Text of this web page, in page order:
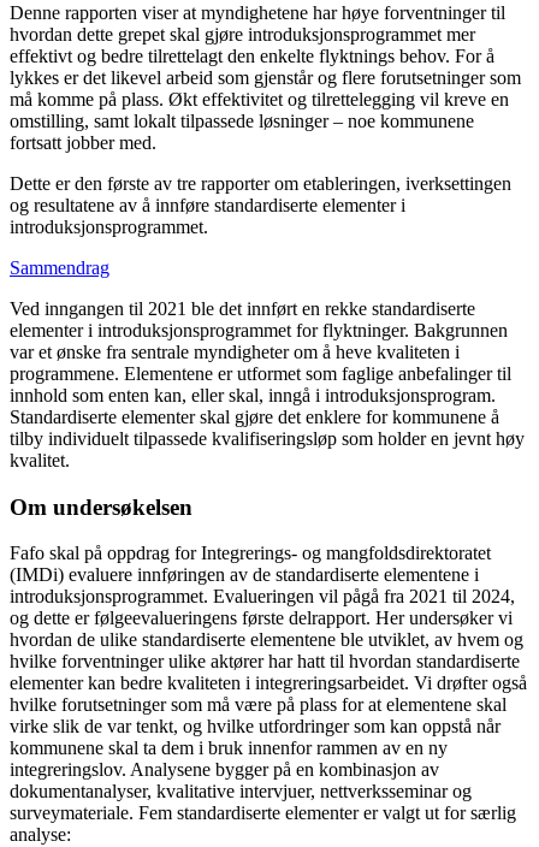
Denne rapporten viser at myndighetene har høye forventninger til
hvordan dette grepet skal gjøre introduksjonsprogrammet mer
effektivt og bedre tilrettelagt den enkelte flyktnings behov. For å
lykkes er det likevel arbeid som gjenstår og flere forutsetninger som
må komme på plass. Økt effektivitet og tilrettelegging vil kreve en
omstilling, samt lokalt tilpassede løsninger – noe kommunene
fortsatt jobber med.
Dette er den første av tre rapporter om etableringen, iverksettingen
og resultatene av å innføre standardiserte elementer i
introduksjonsprogrammet.
Sammendrag
Ved inngangen til 2021 ble det innført en rekke standardiserte
elementer i introduksjonsprogrammet for flyktninger. Bakgrunnen
var et ønske fra sentrale myndigheter om å heve kvaliteten i
programmene. Elementene er utformet som faglige anbefalinger til
innhold som enten kan, eller skal, inngå i introduksjonsprogram.
Standardiserte elementer skal gjøre det enklere for kommunene å
tilby individuelt tilpassede kvalifiseringsløp som holder en jevnt høy
kvalitet.
Om undersøkelsen
Fafo skal på oppdrag for Integrerings- og mangfoldsdirektoratet
(IMDi) evaluere innføringen av de standardiserte elementene i
introduksjonsprogrammet. Evalueringen vil pågå fra 2021 til 2024,
og dette er følgeevalueringens første delrapport. Her undersøker vi
hvordan de ulike standardiserte elementene ble utviklet, av hvem og
hvilke forventninger ulike aktører har hatt til hvordan standardiserte
elementer kan bedre kvaliteten i integreringsarbeidet. Vi drøfter også
hvilke forutsetninger som må være på plass for at elementene skal
virke slik de var tenkt, og hvilke utfordringer som kan oppstå når
kommunene skal ta dem i bruk innenfor rammen av en ny
integreringslov. Analysene bygger på en kombinasjon av
dokumentanalyser, kvalitative intervjuer, nettverksseminar og
surveymateriale. Fem standardiserte elementer er valgt ut for særlig
analyse: